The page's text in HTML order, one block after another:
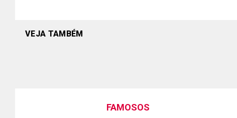
VEJA TAMBÉM
FAMOSOS